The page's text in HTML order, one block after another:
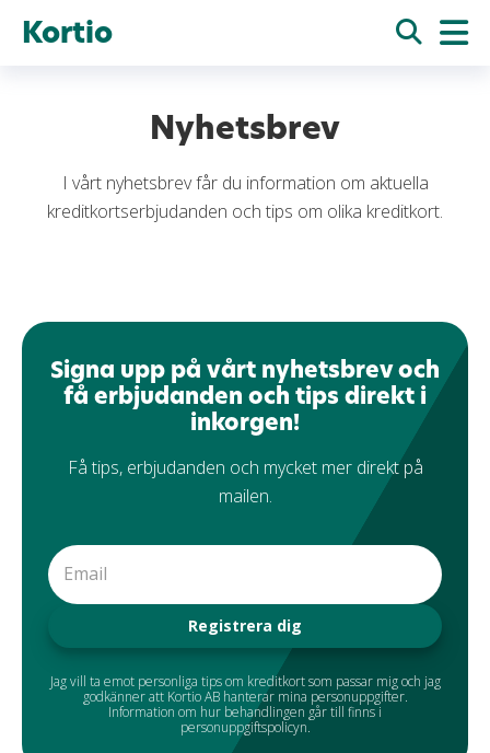
Kortio
Nyhetsbrev
I vårt nyhetsbrev får du information om aktuella
kreditkortserbjudanden och tips om olika kreditkort.
Signa upp på vårt nyhetsbrev och
få erbjudanden och tips direkt i
inkorgen!
Få tips, erbjudanden och mycket mer direkt på
mailen.
Email
Registrera dig
Jag vill ta emot personliga tips om kreditkort som passar mig och jag
godkänner att Kortio AB hanterar mina personuppgifter.
Information om hur behandlingen går till finns i
personuppgiftspolicyn.